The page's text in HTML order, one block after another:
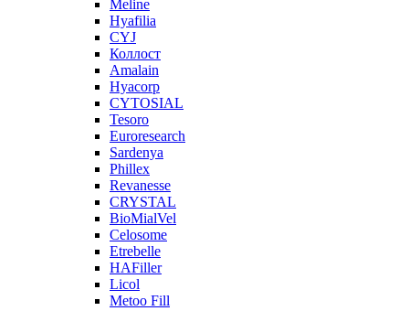
Meline
Hyafilia
CYJ
Коллост
Amalain
Hyacorp
CYTOSIAL
Tesoro
Euroresearch
Sardenya
Phillex
Revanesse
CRYSTAL
BioMialVel
Celosome
Etrebelle
HAFiller
Licol
Metoo Fill